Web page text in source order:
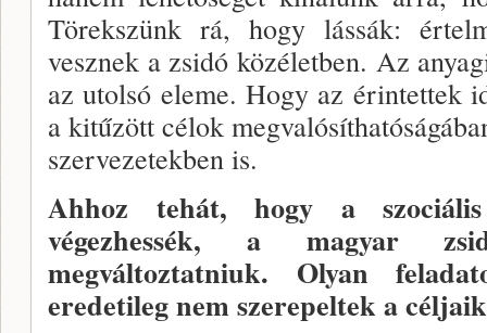
Törekszünk rá, hogy lássák:
vesznek a zsidó közéletben. Az
az utolsó eleme. Hogy az érintettek
a kitűzött célok
szervezetekben is.
Ahhoz tehát, hogy a szociális
végezhessék, a magyar
megváltoztatniuk. Olyan
eredetileg nem szerepeltek a